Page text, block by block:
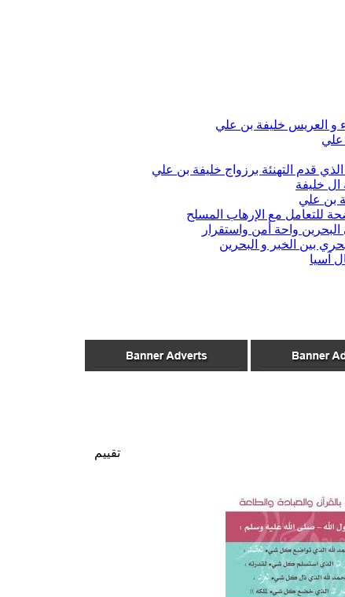
و العريس خليفة بن علي
علي
قدم التهنئة برزواج خليفة بن علي
ال خليفة
بن علي
للتعامل مع الإرهاب المسلح
واحة أمن واستقرار
بين الخبر و البحرين
آسيا
تقييم